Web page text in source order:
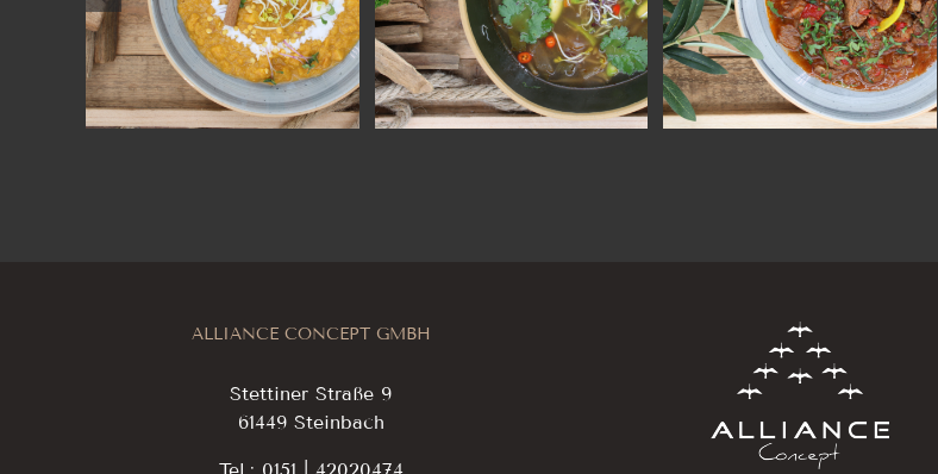
ALLIANCE CONCEPT GMBH
Stettiner Straße 9
61449 Steinbach